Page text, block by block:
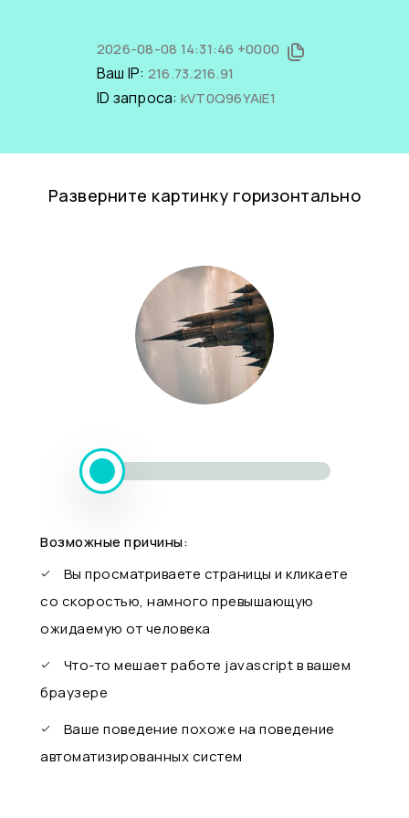
2026-08-08 14:31:46 +0000
Ваш IP: 216.73.216.91
ID запроса: kVT0Q96YAiE1
Разверните картинку горизонтально
Возможные причины:
Вы просматриваете страницы и кликаете
со скоростью, намного превышающую
ожидаемую от человека
Что-то мешает работе javascript в вашем
браузере
Ваше поведение похоже на поведение
автоматизированных систем